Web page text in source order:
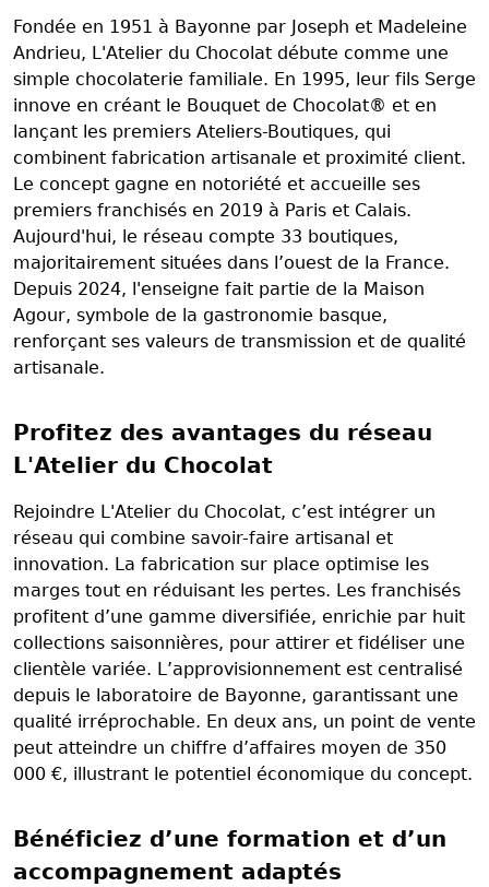
Fondée en 1951 à Bayonne par Joseph et Madeleine
Andrieu, L'Atelier du Chocolat débute comme une
simple chocolaterie familiale. En 1995, leur fils Serge
innove en créant le Bouquet de Chocolat® et en
lançant les premiers Ateliers-Boutiques, qui
combinent fabrication artisanale et proximité client.
Le concept gagne en notoriété et accueille ses
premiers franchisés en 2019 à Paris et Calais.
Aujourd'hui, le réseau compte 33 boutiques,
majoritairement situées dans l’ouest de la France.
Depuis 2024, l'enseigne fait partie de la Maison
Agour, symbole de la gastronomie basque,
renforçant ses valeurs de transmission et de qualité
artisanale.
Profitez des avantages du réseau
L'Atelier du Chocolat
Rejoindre L'Atelier du Chocolat, c’est intégrer un
réseau qui combine savoir-faire artisanal et
innovation. La fabrication sur place optimise les
marges tout en réduisant les pertes. Les franchisés
profitent d’une gamme diversifiée, enrichie par huit
collections saisonnières, pour attirer et fidéliser une
clientèle variée. L’approvisionnement est centralisé
depuis le laboratoire de Bayonne, garantissant une
qualité irréprochable. En deux ans, un point de vente
peut atteindre un chiffre d’affaires moyen de 350
000 €, illustrant le potentiel économique du concept.
Bénéficiez d’une formation et d’un
accompagnement adaptés